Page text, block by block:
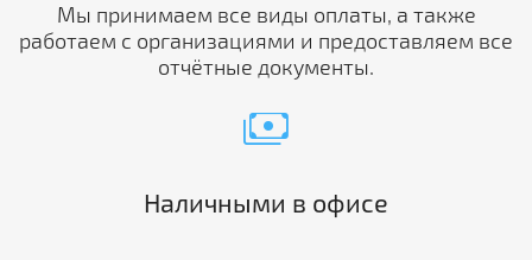
Мы принимаем все виды оплаты, а также
работаем с организациями и предоставляем все
отчётные документы.
payments
Наличными в офисе